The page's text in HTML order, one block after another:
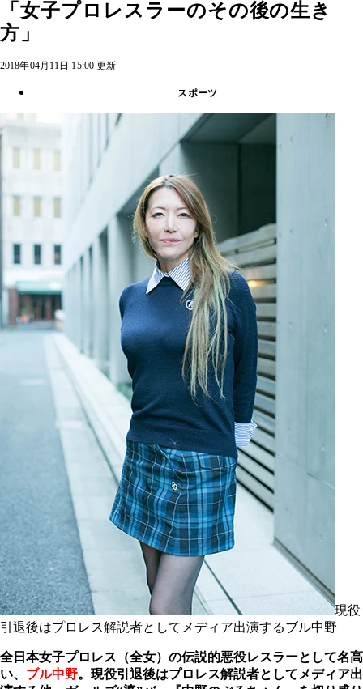
「女子プロレスラーのその後の生き
方」
2018年04月11日 15:00 更新
スポーツ
現役
引退後はプロレス解説者としてメディア出演するブル中野
全日本女子プロレス（全女）の伝説的悪役レスラーとして名高
い、 ブル中野。現役引退後はプロレス解説者としてメディア出